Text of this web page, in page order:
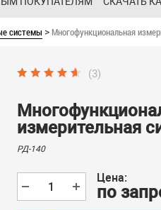
системы > Многофункциональная
(3)
измерительная
РД-140
Цена:
по